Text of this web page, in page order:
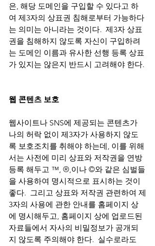
은, 해당 도메인을 구입할 수 있다고 하
여 제3자의 상표권 침해로부터 가능하다
는 의미는 아니라는 것이다.  제3자 상표
권을 침해하지 않도록 자신이 구입하려
는 도메인 이름과 유사한 선행 등록 상표
가 있지는 않은지 반드시 고려해야 한다.
웹 콘텐츠 보호
웹사이트나 SNS에 제공되는 콘텐츠가
나의 허락 없이 제3자가 사용하지 않도
록 보호조치를 취해야 하는데, 이를 위해
서는 사전에 미리 상표와 저작권을 연방
등록 해두고 ™, ®,이나 ©와 같은 심벌들
을 사용하여 명시적으로 표시하는 것이
좋다.  그리고 상표와 저작권 관련하여 제
3자의 사용에 관한 안내를 홈페이지 상
에 명시해두고, 홈페이지 상에 업로드된
자료들에서 자사의 비밀정보가 공개되
지 않도록 주의해야 한다.  실수로라도